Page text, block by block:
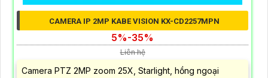
CAMERA IP 2MP KABE VISION KX-CD2257MPN
5%-35%
Liên hệ
Camera PTZ 2MP zoom 25X, Starlight, hồng ngoại